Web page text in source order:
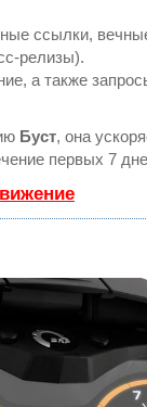
ссылки,
релизы).
а также
Буст, она
первых 7